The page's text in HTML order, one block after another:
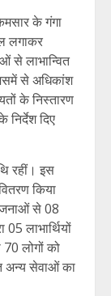
के गंगा
लगाकर
से लाभान्वित
से अधिकांश
के निस्तारण
निर्देश दिए
रहीं। इस
किया
से 08
05 लाभार्थियों
70 लोगों को
अन्य सेवाओं का